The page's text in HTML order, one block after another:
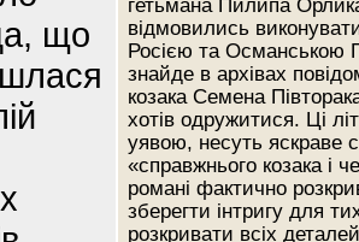
що
гетьмана Пилипа
відмовились
Росією та Османською
знайде в архівах
козака Семена
хотів одружитися. Ці
уявою, несуть яскраве
«справжнього козака і
романі фактично
зберегти інтригу для
розкривати всіх деталей